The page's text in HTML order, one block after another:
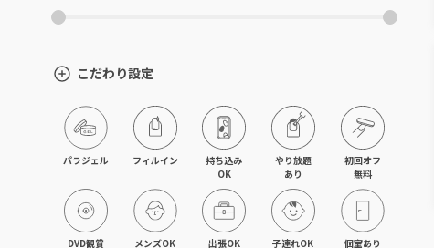
こだわり設定
パラジェル フィルイン
持ち込み
OK
やり放題
あり
初回オフ
無料
DVD観賞 メンズOK 出張OK 子連れOK 個室あり